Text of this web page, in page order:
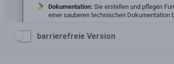
barrierefreie Version